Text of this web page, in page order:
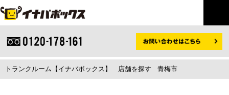
トランクルーム【イナバボックス】 店舗を探す 青梅市